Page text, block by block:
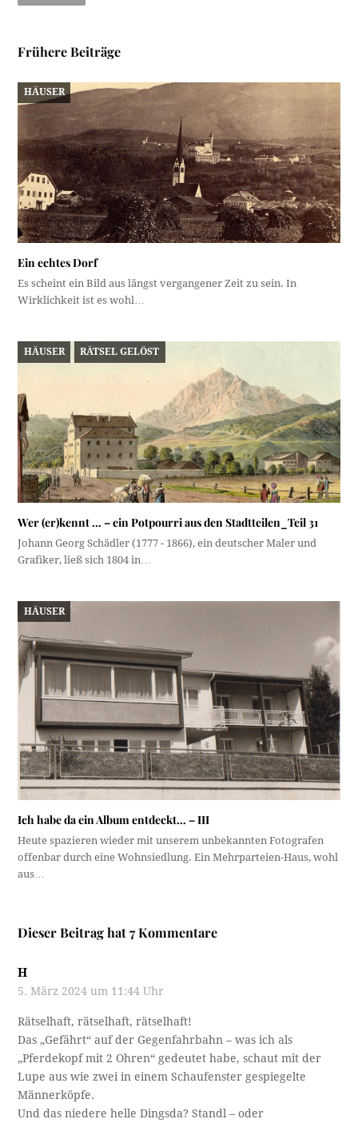
Frühere Beiträge
HÄUSER
Ein echtes Dorf
Es scheint ein Bild aus längst vergangener Zeit zu sein. In
Wirklichkeit ist es wohl…
HÄUSER RÄTSEL GELÖST
Wer (er)kennt … – ein Potpourri aus den Stadtteilen_Teil 31
Johann Georg Schädler (1777 - 1866), ein deutscher Maler und
Grafiker, ließ sich 1804 in…
HÄUSER
Ich habe da ein Album entdeckt… – III
Heute spazieren wieder mit unserem unbekannten Fotografen
offenbar durch eine Wohnsiedlung. Ein Mehrparteien-Haus, wohl
aus…
Dieser Beitrag hat 7 Kommentare
H
5. März 2024 um 11:44 Uhr
Rätselhaft, rätselhaft, rätselhaft!
Das „Gefährt“ auf der Gegenfahrbahn – was ich als
„Pferdekopf mit 2 Ohren“ gedeutet habe, schaut mit der
Lupe aus wie zwei in einem Schaufenster gespiegelte
Männerköpfe.
Und das niedere helle Dingsda? Standl – oder